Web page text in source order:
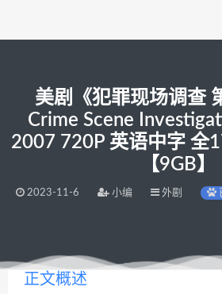
美剧《犯罪现场调查
Crime Scene
2007 720P 英语中字 全
【9GB】
2023-11-6 小编 外剧
正文概述